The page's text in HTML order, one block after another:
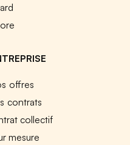
offres
contrats
collectif
mesure